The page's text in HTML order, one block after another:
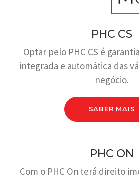
PHC CS
Optar pelo PHC CS é
integrada e automática das
negócio.
SABER MAIS
PHC ON
Com o PHC On terá direito